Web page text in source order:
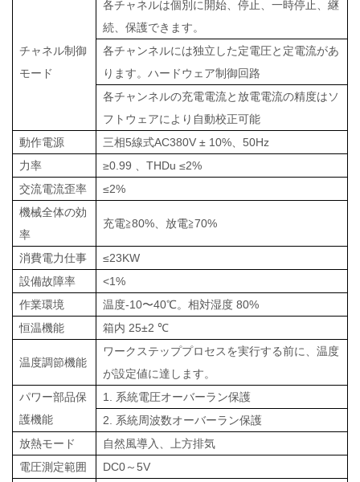
チャネル制御
モード
各チャネルは個別に開始、停止、一時停止、継
続、保護できます。
各チャンネルには独立した定電圧と定電流があ
ります。ハードウェア制御回路
各チャンネルの充電電流と放電電流の精度はソ
フトウェアにより自動校正可能
動作電源
三相5線式AC380V ± 10%、50Hz
力率
≥0.99
THDu ≤2%
交流電流歪率
≤2%
機械全体の効
率
充電≧80%、放電≧70%
消費電力仕事
≤23KW
設備故障率
<1%
作業環境
温度-10〜40℃。 相対湿度 80%
恒温機能
箱内 25±2 ℃
温度調節機能
ワークステッププロセスを実行する前に、温度
が設定値に達します。
パワー部品保
護機能
1. 系統電圧オーバーラン保護
2. 系統周波数オーバーラン保護
放熱モード
自然風導入、上方排気
電圧測定範囲
DC0～5V